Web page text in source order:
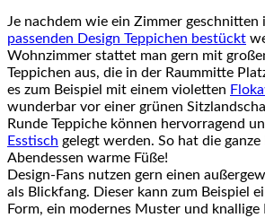
Je nachdem wie ein Zimmer geschnitten
passenden Design Teppichen bestückt
Wohnzimmer stattet man gern mit
Teppichen aus, die in der Raummitte
es zum Beispiel mit einem violetten
wunderbar vor einer grünen
Runde Teppiche können hervorragend
Esstisch gelegt werden. So hat die ganze
Abendessen warme Füße!
Design-Fans nutzen gern einen
als Blickfang. Dieser kann zum Beispiel
Form, ein modernes Muster und knallige